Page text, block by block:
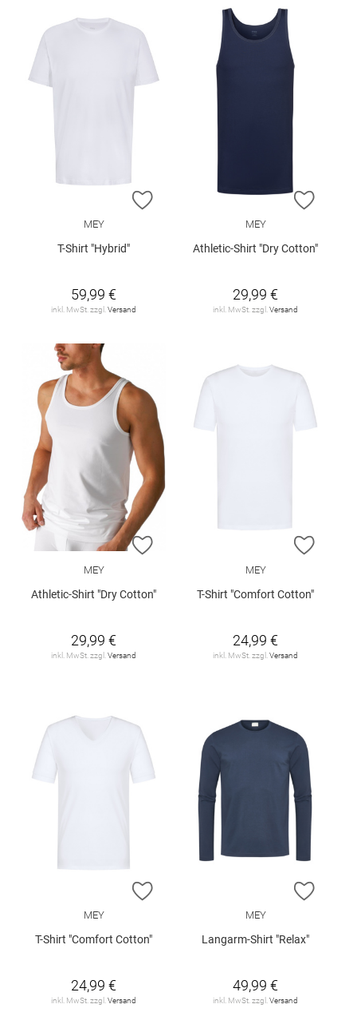
ZUR WUNSCHLISTE HINZUFÜGEN
MEY
T-Shirt "Hybrid"
59,99 €
inkl. MwSt. zzgl. Versand
ZUR
MEY
Athletic-Shirt "Dry Cotton"
29,99 €
inkl. MwSt. zzgl. Versand
ZUR WUNSCHLISTE HINZUFÜGEN
MEY
Athletic-Shirt "Dry Cotton"
29,99 €
inkl. MwSt. zzgl. Versand
ZUR
MEY
T-Shirt "Comfort Cotton"
24,99 €
inkl. MwSt. zzgl. Versand
ZUR WUNSCHLISTE HINZUFÜGEN
MEY
T-Shirt "Comfort Cotton"
24,99 €
inkl. MwSt. zzgl.Versand
ZUR
MEY
Langarm-Shirt "Relax"
49,99 €
inkl. MwSt. zzgl.Versand